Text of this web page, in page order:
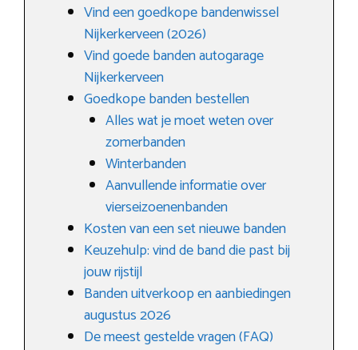
Vind een goedkope bandenwissel
Nijkerkerveen (2026)
Vind goede banden autogarage
Nijkerkerveen
Goedkope banden bestellen
Alles wat je moet weten over
zomerbanden
Winterbanden
Aanvullende informatie over
vierseizoenenbanden
Kosten van een set nieuwe banden
Keuzehulp: vind de band die past bij
jouw rijstijl
Banden uitverkoop en aanbiedingen
augustus 2026
De meest gestelde vragen (FAQ)